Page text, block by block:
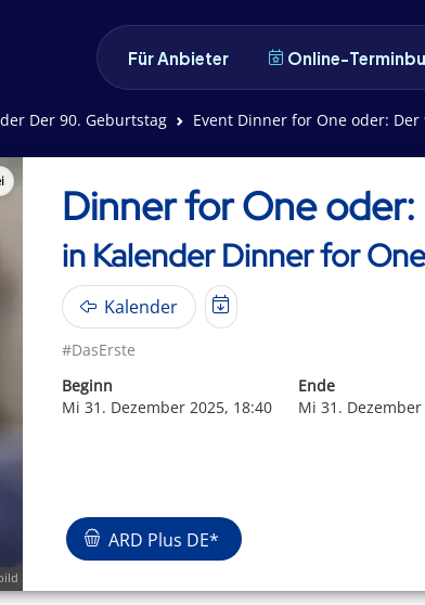
Für Anbieter Online-
Der 90. Geburtstag Event Dinner for One oder: Der
Dinner for One
in Kalender Dinner for
Kalender
#DasErste
Beginn
Mi 31. Dezember 2025, 18:40
Ende
Mi 31.
ARD Plus DE*